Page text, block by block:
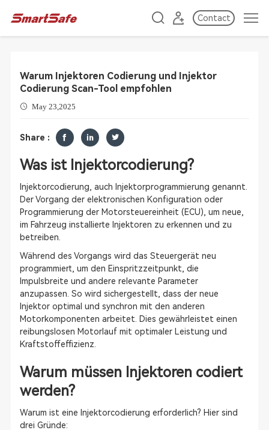
Contact
Warum Injektoren Codierung und Injektor
Codierung Scan-Tool empfohlen
May 23,2025
Share :
Was ist Injektorcodierung?
Injektorcodierung, auch Injektorprogrammierung genannt.
Der Vorgang der elektronischen Konfiguration oder
Programmierung der Motorsteuereinheit (ECU), um neue,
im Fahrzeug installierte Injektoren zu erkennen und zu
betreiben.
Während des Vorgangs wird das Steuergerät neu
programmiert, um den Einspritzzeitpunkt, die
Impulsbreite und andere relevante Parameter
anzupassen. So wird sichergestellt, dass der neue
Injektor optimal und synchron mit den anderen
Motorkomponenten arbeitet. Dies gewährleistet einen
reibungslosen Motorlauf mit optimaler Leistung und
Kraftstoffeffizienz.
Warum müssen Injektoren codiert
werden?
Warum ist eine Injektorcodierung erforderlich? Hier sind
drei Gründe: